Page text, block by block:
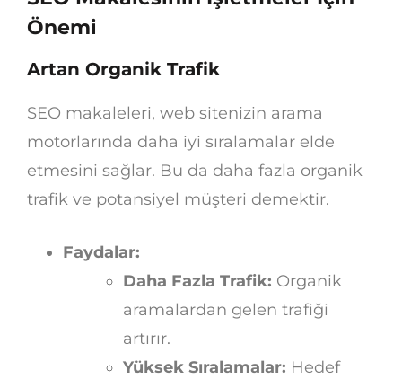
Önemi
Artan Organik Trafik
SEO makaleleri, web sitenizin arama
motorlarında daha iyi sıralamalar elde
etmesini sağlar. Bu da daha fazla organik
trafik ve potansiyel müşteri demektir.
Faydalar:
Daha Fazla Trafik: Organik
aramalardan gelen trafiği
artırır.
Yüksek Sıralamalar: Hedef